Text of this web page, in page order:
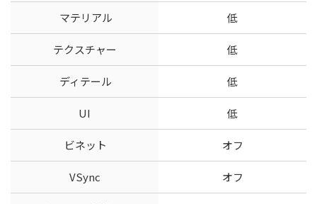
マテリアル 低
テクスチャー 低
ディテール 低
UI 低
ビネット オフ
VSync オフ